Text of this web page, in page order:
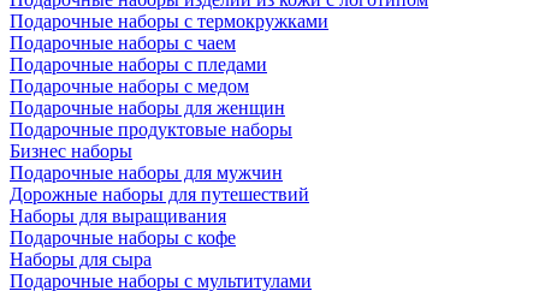
Подарочные наборы с термокружками
Подарочные наборы с чаем
Подарочные наборы с пледами
Подарочные наборы с медом
Подарочные наборы для женщин
Подарочные продуктовые наборы
Бизнес наборы
Подарочные наборы для мужчин
Дорожные наборы для путешествий
Наборы для выращивания
Подарочные наборы с кофе
Наборы для сыра
Подарочные наборы с мультитулами